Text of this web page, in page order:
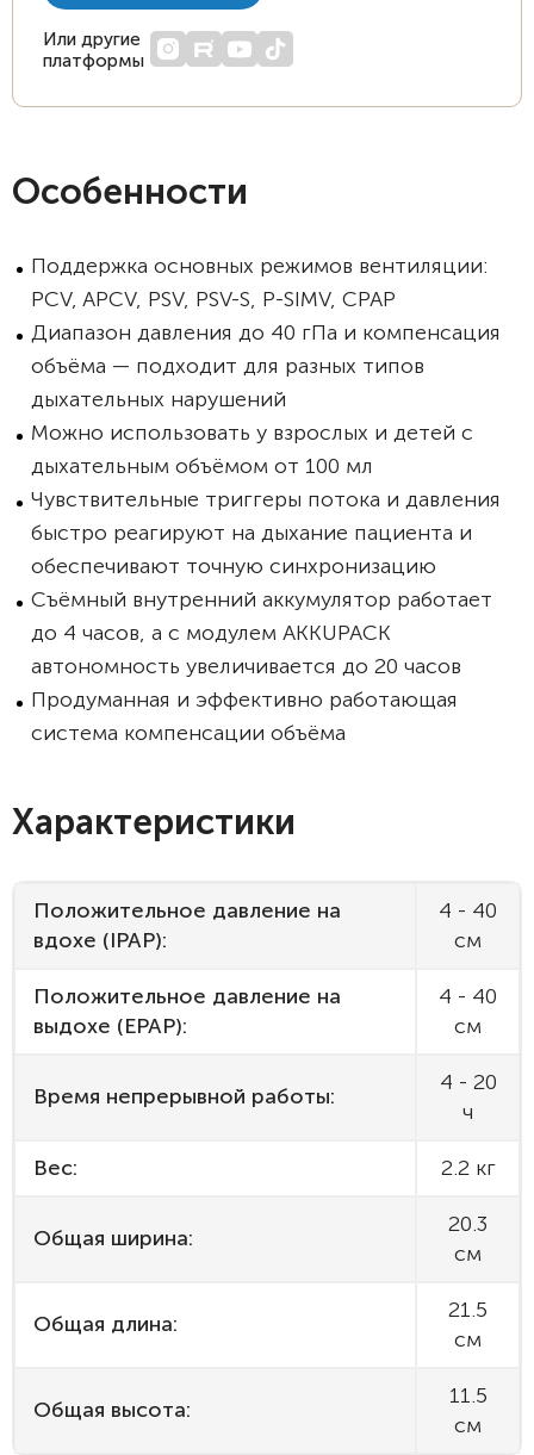
Или другие
платформы
Особенности
Поддержка основных режимов вентиляции:
PCV, APCV, PSV, PSV-S, P-SIMV, CPAP
Диапазон давления до 40 гПа и компенсация
объёма — подходит для разных типов
дыхательных нарушений
Можно использовать у взрослых и детей с
дыхательным объёмом от 100 мл
Чувствительные триггеры потока и давления
быстро реагируют на дыхание пациента и
обеспечивают точную синхронизацию
Съёмный внутренний аккумулятор работает
до 4 часов, а с модулем AKKUPACK
автономность увеличивается до 20 часов
Продуманная и эффективно работающая
система компенсации объёма
Характеристики
Положительное давление на
вдохе (IPAP):
4 - 40
см
Положительное давление на
выдохе (EPAP):
4 - 40
см
Время непрерывной работы:
4 - 20
ч
Вес: 2.2 кг
Общая ширина:
20.3
см
Общая длина:
21.5
см
Общая высота:
11.5
см